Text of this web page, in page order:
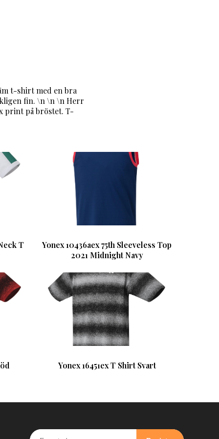
t-shirt med en bra
fin. \n \n \n Herr
print på bröstet. T-
T
Yonex 10436aex 75th Sleeveless Top
2021 Midnight Navy
Yonex 16451ex T Shirt Svart